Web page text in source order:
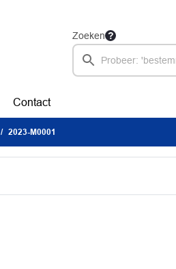
Zoeken
Contact
2023-M0001